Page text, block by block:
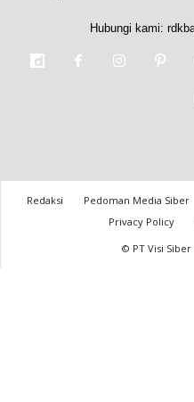
Hubungi kami:
Redaksi Pedoman Media Siber
Privacy Policy
© PT Visi Siber